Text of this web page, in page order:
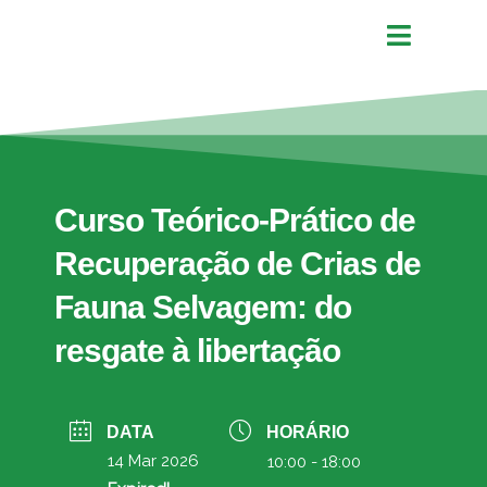
Curso Teórico-Prático de
Recuperação de Crias de
Fauna Selvagem: do
resgate à libertação
DATA
14 Mar 2026
HORÁRIO
10:00 - 18:00